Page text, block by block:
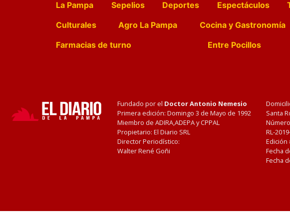
La Pampa Sepelios Deportes Espectáculos
Culturales
Agro La Pampa Cocina y Gastronomía
Farmacias de turno
Entre Pocillos
Fundado por el Doctor Antonio Nemesio
Primera edición: Domingo 3 de Mayo de 1992
Miembro de ADIRA,ADEPA y CPPAL
Propietario: El Diario SRL
Director Periodístico:
Walter René Goñi
Santa
RL-
Edición
Fecha
Fecha